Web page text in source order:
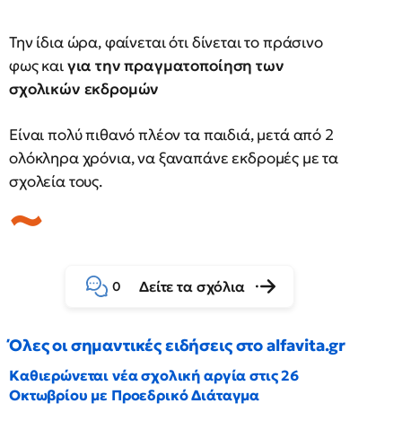
Την ίδια ώρα, φαίνεται ότι δίνεται το πράσινο
φως καιγια την πραγματοποίηση των
σχολικών εκδρομών
Είναι πολύ πιθανό πλέον τα παιδιά, μετά από 2
ολόκληρα χρόνια, να ξαναπάνε εκδρομές με τα
σχολεία τους.
0 Δείτε τα σχόλια
Όλες οι σημαντικές ειδήσεις στο alfavita.gr
Καθιερώνεται νέα σχολική αργία στις 26
Οκτωβρίου με Προεδρικό Διάταγμα